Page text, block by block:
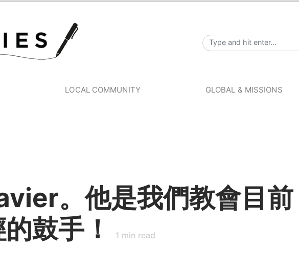
LOCAL COMMUNITY GLOBAL & MISSIONS
。他是我們教會目前
鼓手！
1 min read